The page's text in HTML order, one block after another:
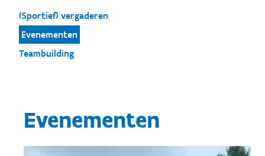
(Sportief) vergaderen
Evenementen
Teambuilding
Evenementen